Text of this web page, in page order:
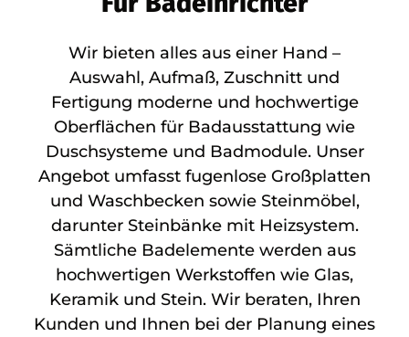
Wir bieten alles aus einer Hand –
Auswahl, Aufmaß, Zuschnitt und
Fertigung moderne und hochwertige
Oberflächen für Badausstattung wie
Duschsysteme und Badmodule. Unser
Angebot umfasst fugenlose Großplatten
und Waschbecken sowie Steinmöbel,
darunter Steinbänke mit Heizsystem.
Sämtliche Badelemente werden aus
hochwertigen Werkstoffen wie Glas,
Keramik und Stein. Wir beraten, Ihren
Kunden und Ihnen bei der Planung eines